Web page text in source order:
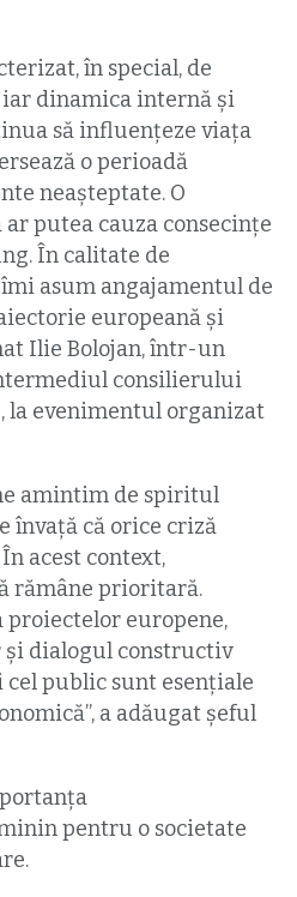
în special, de
dinamica internă şi
să influenţeze viaţa
o perioadă
neaşteptate. O
putea cauza consecinţe
În calitate de
asum angajamentul de
europeană şi
Ilie Bolojan, într-un
consilierului
la evenimentul organizat
amintim de spiritul
învaţă că orice criză
acest context,
rămâne prioritară.
proiectelor europene,
dialogul constructiv
public sunt esenţiale
a adăugat şeful
pentru o societate